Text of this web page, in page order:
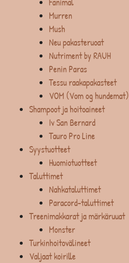
Murren
Mush
Neu pakasteruoat
Nutriment by RAUH
Penin Paras
Tessu raakapakasteet
VOM (Vom og hundemat)
Shampoot ja hoitoaineet
Iv San Bernard
Tauro Pro Line
Syystuotteet
Huomiotuotteet
Taluttimet
Nahkataluttimet
Paracord-taluttimet
Treenimakkarat ja märkäruuat
Monster
Turkinhoitovälineet
Valjaat koirille